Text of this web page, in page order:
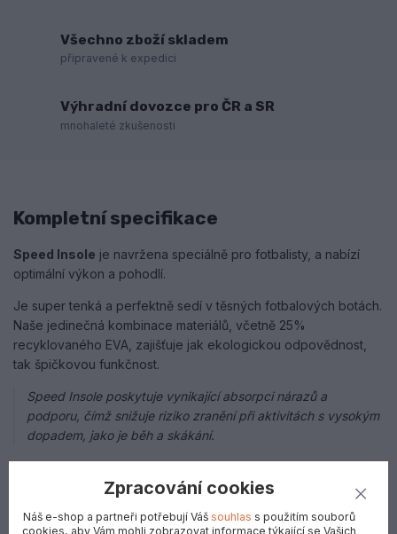
Všechno zboží skladem
připravené k expedici
Výhradní dovozce pro ČR a SR
mnohaleté zkušenosti
Kompletní specifikace
Speed Insole je navržena speciálně pro fotbalisty, a nabízí
optimální výkon a pohodlí.
Je super tenká a perfektně sedí v těsných fotbalových botách.
Naše jedinečná kombinace materiálů, včetně 25%
recyklovaného EVA, zajišťuje jak ekologickou odpovědnost,
tak špičkovou funkčnost.
Speed Insole poskytuje vynikající absorpci nárazů a
podporu, čímž snižuje riziko zranění při aktivitách s vysokým
dopadem, jako je běh a skákání.
VLASTNOSTI STÉLKY
ORTHOMOVEMENT
Zpracování cookies
Náš e-shop a partneři potřebují Vášsouhlas s použitím souborů
cookies, aby Vám mohli zobrazovat informace týkající se Vašich